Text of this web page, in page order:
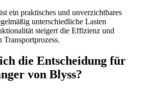
ein praktisches und unverzichtbares
unterschiedliche Lasten
steigert die Effizienz und
Transportprozess.
die Entscheidung für
von Blyss?